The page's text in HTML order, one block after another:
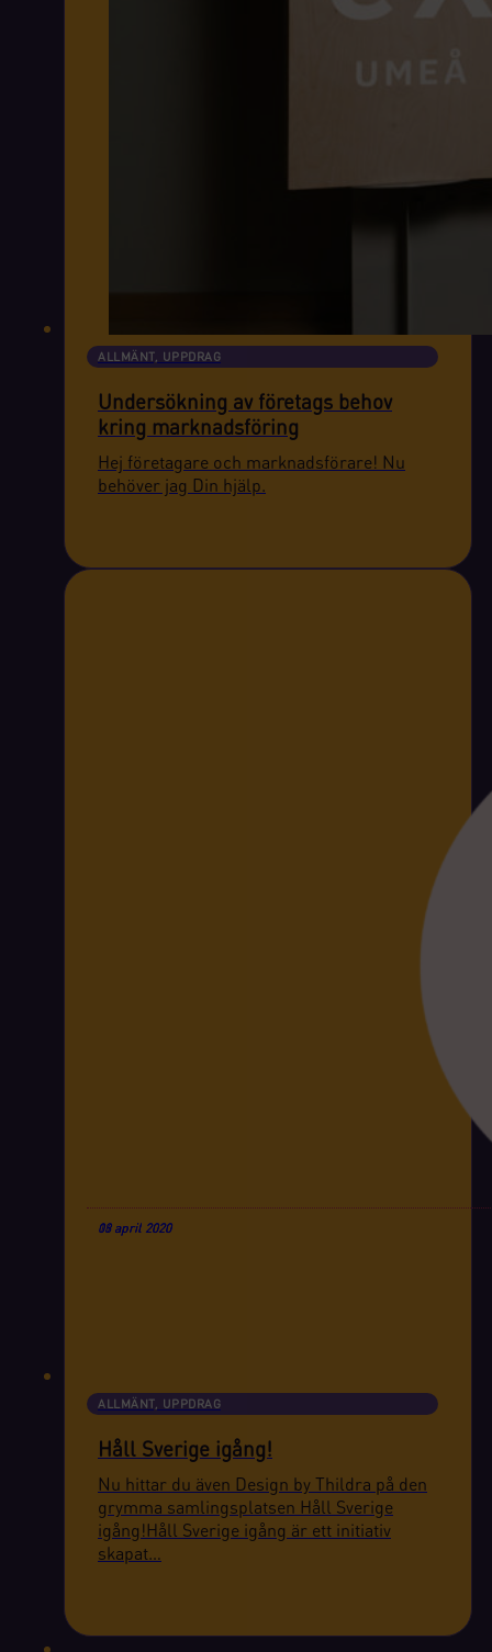
16 april 2020
ALLMÄNT, UPPDRAG
Undersökning av företags behov
kring marknadsföring
Hej företagare och marknadsförare! Nu
behöver jag Din hjälp.
09 april 2020
ALLMÄNT, UPPDRAG
Håll Sverige igång!
Nu hittar du även Design by Thildra på den
grymma samlingsplatsen Håll Sverige
igång!Håll Sverige igång är ett initiativ
skapat…
03 april 2020